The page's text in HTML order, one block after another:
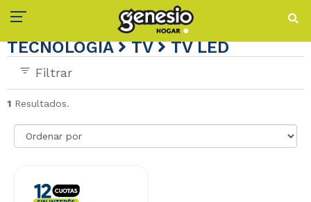
TECNOLOGÍA TV TV LED
Filtrar
1 Resultados.